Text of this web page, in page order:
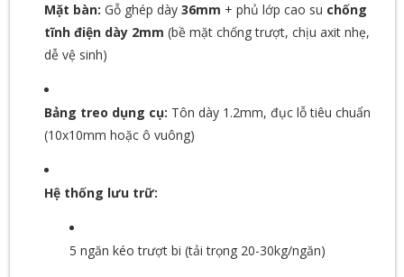
Mặt bàn: Gỗ ghép dày 36mm + phủ lớp cao su chống
tĩnh điện dày 2mm (bề mặt chống trượt, chịu axit nhẹ,
dễ vệ sinh)
Bảng treo dụng cụ: Tôn dày 1.2mm, đục lỗ tiêu chuẩn
(10x10mm hoặc ô vuông)
Hệ thống lưu trữ:
5 ngăn kéo trượt bi (tải trọng 20-30kg/ngăn)